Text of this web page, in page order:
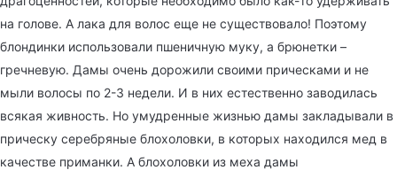
на голове. А лака для волос еще не существовало! Поэтому
блондинки использовали пшеничную муку, а брюнетки –
гречневую. Дамы очень дорожили своими прическами и не
мыли волосы по 2-3 недели. И в них естественно заводилась
всякая живность. Но умудренные жизнью дамы закладывали в
прическу серебряные блохоловки, в которых находился мед в
качестве приманки. А блохоловки из меха дамы